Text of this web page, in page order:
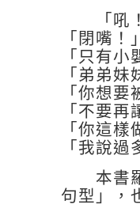
「吼！
「閉嘴！
「只有
「弟弟
「你想
「不要
「你這
「我說
本書羅
句型」，